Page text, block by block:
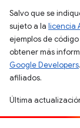
Salvo que se
sujeto a la licencia
ejemplos de
obtener más
Google Developers
afiliados.
Última